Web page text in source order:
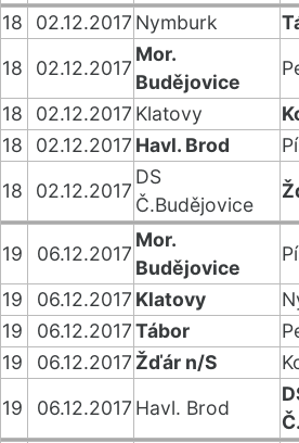
18
02.12.2017 Nymburk
18
02.12.2017
Mor.
Budějovice
18
02.12.2017 Klatovy
18
02.12.2017 Havl. Brod
18
02.12.2017
DS
Č.Budějovice
19 06.12.2017
Mor.
Budějovice
19
06.12.2017 Klatovy
19
06.12.2017Tábor
19
06.12.2017 Žďár n/S
19
06.12.2017 Havl. Brod